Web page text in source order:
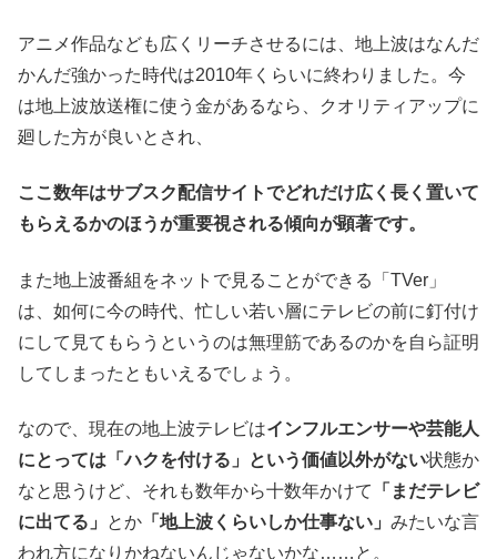
アニメ作品なども広くリーチさせるには、地上波はなんだ
かんだ強かった時代は2010年くらいに終わりました。今
は地上波放送権に使う金があるなら、クオリティアップに
廻した方が良いとされ、
ここ数年はサブスク配信サイトでどれだけ広く長く置いて
もらえるかのほうが重要視される傾向が顕著です。
また地上波番組をネットで見ることができる「TVer」
は、如何に今の時代、忙しい若い層にテレビの前に釘付け
にして見てもらうというのは無理筋であるのかを自ら証明
してしまったともいえるでしょう。
なので、現在の地上波テレビはインフルエンサーや芸能人
にとっては「ハクを付ける」という価値以外がない状態か
なと思うけど、それも数年から十数年かけて
「まだテレビ
に出てる」
とか 「地上波くらいしか仕事ない」 みたいな言
われ方になりかねないんじゃないかな……と。